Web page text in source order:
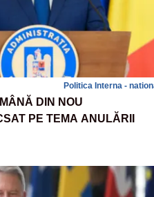
Politica Interna -
DIN NOU
PE TEMA ANULĂRII